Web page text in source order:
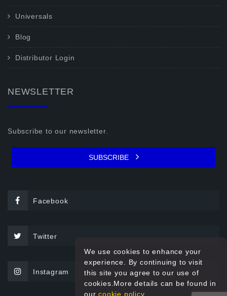
Universals
Blog
Distributor Login
NEWSLETTER
Subscribe to our newsletter.
SUBSCRIBE
Facebook
Twitter
Instagram
We use cookies to enhance your
experience. By continuing to visit
this site you agree to our use of
cookies.More details can be found in
ourcookie policy.